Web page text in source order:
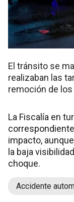
El tránsito se
realizaban las
remoción de
La Fiscalía en
impacto,
la baja
choque.
Accidente